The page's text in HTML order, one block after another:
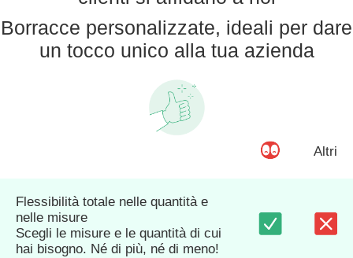
Borracce personalizzate, ideali per dare
un tocco unico alla tua azienda
Altri
Flessibilità totale nelle quantità e
nelle misure
Scegli le misure e le quantità di cui
hai bisogno. Né di più, né di meno!